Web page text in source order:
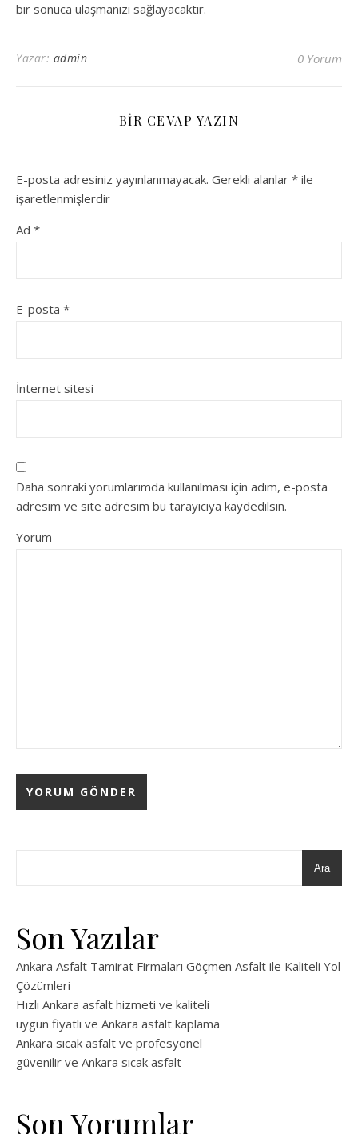
bir sonuca ulaşmanızı sağlayacaktır.
Yazar: admin 0 Yorum
BIR CEVAP YAZIN
E-posta adresiniz yayınlanmayacak. Gerekli alanlar * ile
işaretlenmişlerdir
Ad *
E-posta *
İnternet sitesi
Daha sonraki yorumlarımda kullanılması için adım, e-posta
adresim ve site adresim bu tarayıcıya kaydedilsin.
Yorum
Ara
Son Yazılar
Ankara Asfalt Tamirat Firmaları Göçmen Asfalt ile Kaliteli Yol
Çözümleri
Hızlı Ankara asfalt hizmeti ve kaliteli
uygun fiyatlı ve Ankara asfalt kaplama
Ankara sıcak asfalt ve profesyonel
güvenilir ve Ankara sıcak asfalt
Son Yorumlar